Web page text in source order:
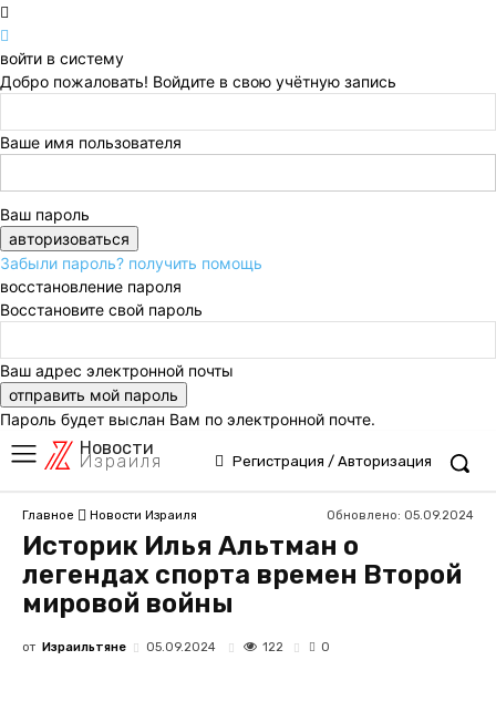
войти в систему
Добро пожаловать! Войдите в свою учётную запись
Ваше имя пользователя
Ваш пароль
Забыли пароль? получить помощь
восстановление пароля
Восстановите свой пароль
Ваш адрес электронной почты
Пароль будет выслан Вам по электронной почте.
Новости
Израиля Регистрация / Авторизация
Главное Новости Израиля Обновлено: 05.09.2024
Историк Илья Альтман о
легендах спорта времен Второй
мировой войны
от Израильтяне 05.09.2024 122 0